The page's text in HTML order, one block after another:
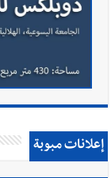
إعلانات مبوبة